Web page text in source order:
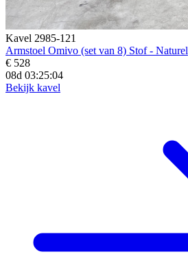
Kavel 2985-121
Armstoel Omivo (set van 8) Stof - Naturel
€ 528
08d 03:25:02
Bekijk kavel